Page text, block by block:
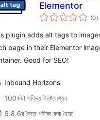
Elementor
(0টা
মুঠ)
plugin adds alt tags to
page in their Elementor
Good for SEO!
Inbound Horizons
100+টা সক্ৰিয় ইনষ্টলেশ্যন
6.8.6ৰ সৈতে পৰীক্ষা কৰা হৈছে